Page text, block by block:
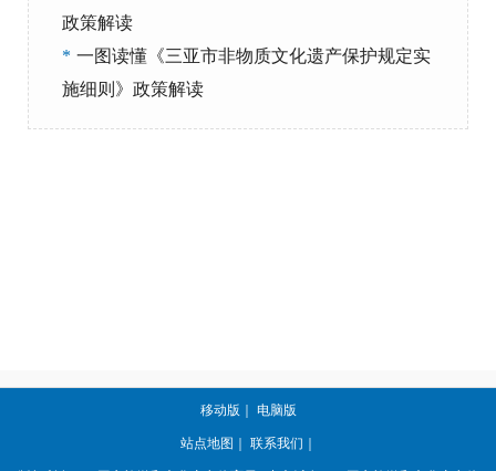
政策解读
* 一图读懂《三亚市非物质文化遗产保护规定实
施细则》政策解读
移动版 电脑版
站点地图 联系我们